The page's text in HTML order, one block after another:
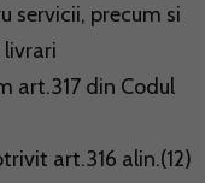
servicii, precum si
art.317 din Codul
art.316 alin.(12)